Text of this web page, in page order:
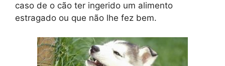
caso de o cão ter ingerido um alimento
estragado ou que não lhe fez bem.